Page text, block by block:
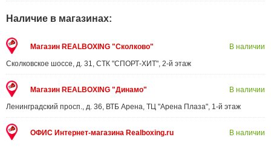
Наличие в магазинах:
Магазин REALBOXING "Сколково"
Сколковское шоссе, д. 31, СТК "СПОРТ-ХИТ", 2-й этаж
В наличии
Магазин REALBOXING "Динамо"
Ленинградский просп., д. 36, ВТБ Арена, ТЦ "Арена Плаза", 1-й этаж
В наличии
ОФИС Интернет-магазина Realboxing.ru В наличии